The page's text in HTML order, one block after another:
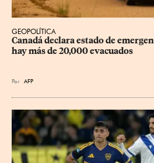
GEOPOLÍTICA
Canadá declara estado de
hay más de 20,000 evacuados
Por AFP